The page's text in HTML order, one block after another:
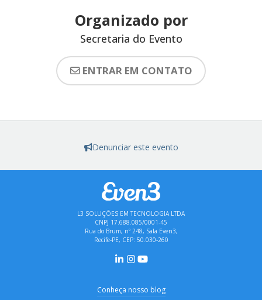
Organizado por
Secretaria do Evento
ENTRAR EM CONTATO
Denunciar este evento
L3 SOLUÇÕES EM TECNOLOGIA LTDA
CNPJ 17.688.085/0001-45
Rua do Brum, nº 248, Sala Even3,
Recife-PE, CEP: 50.030-260
Conheça nosso blog